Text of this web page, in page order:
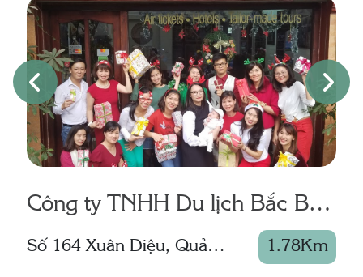
Công ty TNHH Du lịch Bắc Bộ
(Tonkin Travel)
Số 164 Xuân Diệu, Quảng
1.78Km